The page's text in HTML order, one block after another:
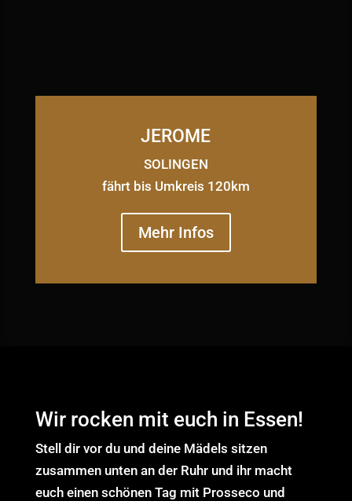
JEROME
SOLINGEN
fährt bis Umkreis 120km
Mehr Infos
Wir rocken mit euch in Essen!
Stell dir vor du und deine Mädels sitzen
zusammen unten an der Ruhr und ihr macht
euch einen schönen Tag mit Prosseco und